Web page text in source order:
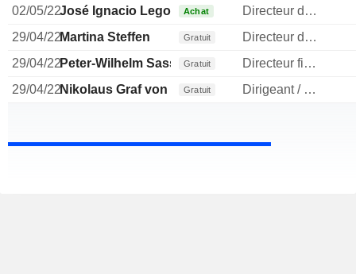
02/05/22José Ignacio Legorburo
Achat
Directeur des operations
29/04/22Martina Steffen Gratuit
Directeur des ressources humaines
29/04/22Peter-Wilhelm Sassenfeld
Gratuit
Directeur financier
29/04/22Nikolaus Graf von Matuschka
Gratuit Dirigeant / cadre principal